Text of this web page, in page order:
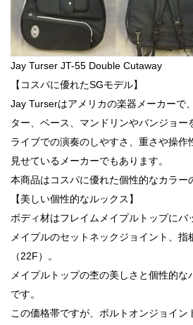
Jay Turser JT-55 Double Cutaway
【コスパに優れたSGモデル】
Jay Turserはアメリカの楽器メーカーで
ター、ベース、マンドリンやバンジョー
ライブでの演奏のしやすさ、重さや操作
見せているメーカーでもあります。
本商品はコスパに優れた個性的なカラー
【美しい個性的なルックス】
ボディ材はフレイムメイプルトップにバ
メイプルのセットネックジョイント、指
（22F）。
メイプルトップの杢の美しさと個性的な
です。
この価格帯ですが、ボルトオンジョイン